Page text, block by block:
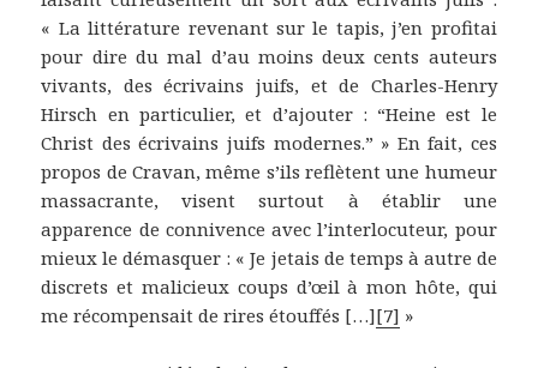
« La littérature revenant sur le tapis, j’en profitai
pour dire du mal d’au moins deux cents auteurs
vivants, des écrivains juifs, et de Charles-Henry
Hirsch en particulier, et d’ajouter : “Heine est le
Christ des écrivains juifs modernes.” » En fait, ces
propos de Cravan, même s’ils reflètent une humeur
massacrante, visent surtout à établir une
apparence de connivence avec l’interlocuteur, pour
mieux le démasquer : « Je jetais de temps à autre de
discrets et malicieux coups d’œil à mon hôte, qui
me récompensait de rires étouffés […][7] »